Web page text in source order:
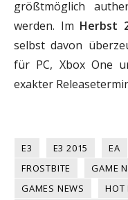
größtmöglich
werden. Im Herbst
selbst davon
für PC, Xbox One
exakter
E3 E3 2015 EA
FROSTBITE
GAME
GAMES NEWS
HOT